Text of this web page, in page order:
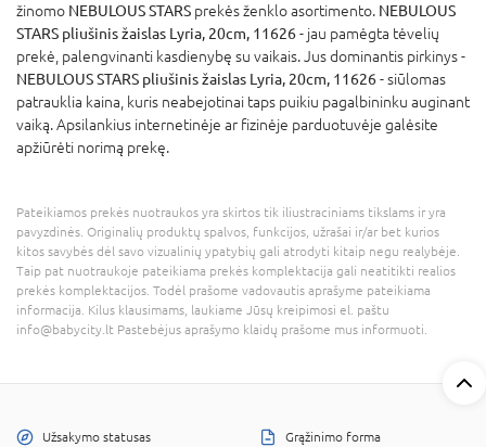
žinomo NEBULOUS STARS prekės ženklo asortimento. NEBULOUS
STARS pliušinis žaislas Lyria, 20cm, 11626- jau pamėgta tėvelių
prekė, palengvinanti kasdienybę su vaikais. Jus dominantis pirkinys -
NEBULOUS STARS pliušinis žaislas Lyria, 20cm, 11626- siūlomas
patrauklia kaina, kuris neabejotinai taps puikiu pagalbininku auginant
vaiką. Apsilankius internetinėje ar fizinėje parduotuvėje galėsite
apžiūrėti norimą prekę.
Pateikiamos prekės nuotraukos yra skirtos tik iliustraciniams tikslams ir yra
pavyzdinės. Originalių produktų spalvos, funkcijos, užrašai ir/ar bet kurios
kitos savybės dėl savo vizualinių ypatybių gali atrodyti kitaip negu realybėje.
Taip pat nuotraukoje pateikiama prekės komplektacija gali neatitikti realios
prekės komplektacijos. Todėl prašome vadovautis aprašyme pateikiama
informacija. Kilus klausimams, laukiame Jūsų kreipimosi el. paštu
info@babycity.lt Pastebėjus aprašymo klaidų prašome mus informuoti.
Užsakymo statusas Grąžinimo forma